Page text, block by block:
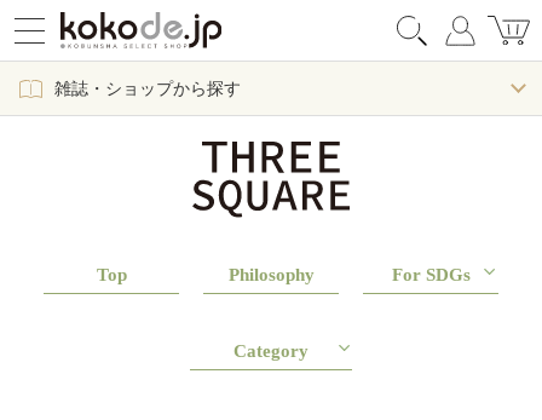
雑誌・ショップから探す
Top Philosophy For SDGs
Category